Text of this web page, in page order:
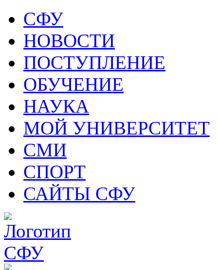
СФУ
НОВОСТИ
ПОСТУПЛЕНИЕ
ОБУЧЕНИЕ
НАУКА
МОЙ УНИВЕРСИТЕТ
СМИ
СПОРТ
САЙТЫ СФУ